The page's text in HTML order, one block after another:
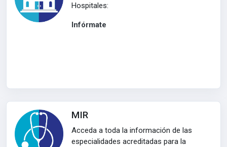
Hospitales:
Infórmate
MIR
Acceda a toda la información de las
especialidades acreditadas para la